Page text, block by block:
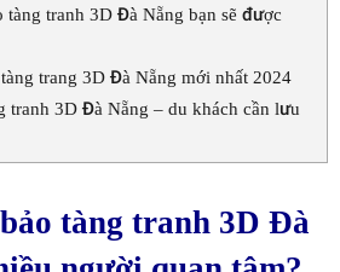
tàng tranh 3D Đà Nẵng bạn sẽ được
trang 3D Đà Nẵng mới nhất 2024
tranh 3D Đà Nẵng – du khách cần lưu
tàng tranh 3D Đà